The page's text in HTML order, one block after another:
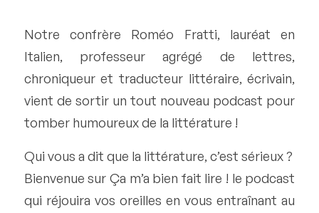
Notre confrère Roméo Fratti, lauréat en
Italien, professeur agrégé de lettres,
chroniqueur et traducteur littéraire, écrivain,
vient de sortir un tout nouveau podcast pour
tomber humoureux de la littérature !
Qui vous a dit que la littérature, c’est sérieux ?
Bienvenue sur Ça m’a bien fait lire ! le podcast
qui réjouira vos oreilles en vous entraînant au